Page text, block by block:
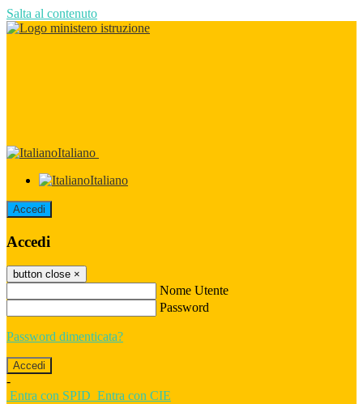
Salta al contenuto
Italiano
Italiano
Accedi
Accedi
button close ×
Nome Utente
Password
Password dimenticata?
-
Entra con SPID Entra con CIE